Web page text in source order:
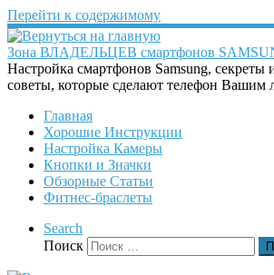
Перейти к содержимому
Зона ВЛАДЕЛЬЦЕВ смартфонов
Настройка смартфонов Samsung, секреты
советы, которые сделают телефон Вашим
Главная
Хорошие Инструкции
Настройка Камеры
Кнопки и Значки
Обзорные Статьи
Фитнес-браслеты
Search
Поиск